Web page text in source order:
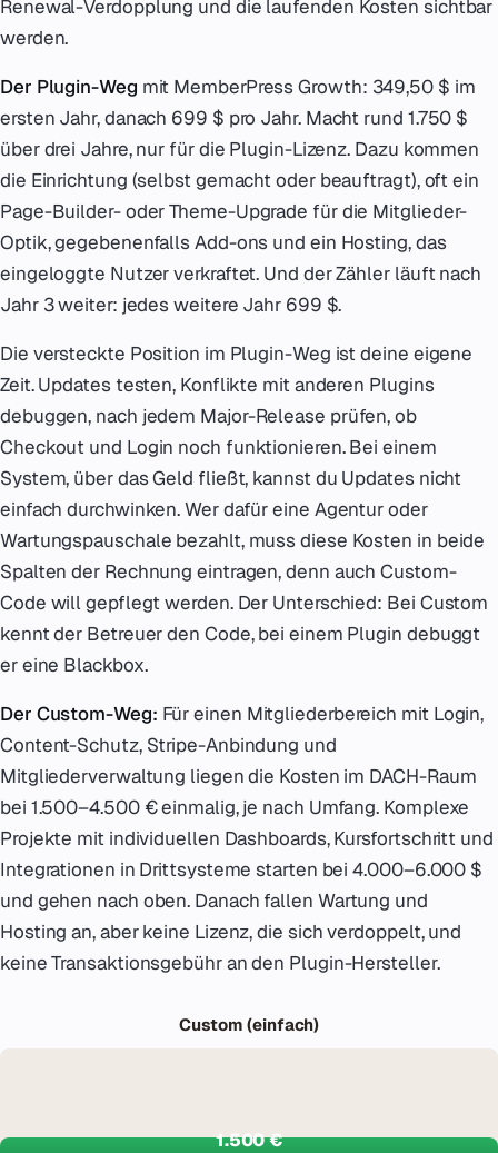
Renewal-Verdopplung und die laufenden Kosten sichtbar
werden.
Der Plugin-Weg mit MemberPress Growth: 349,50 $ im
ersten Jahr, danach 699 $ pro Jahr. Macht rund 1.750 $
über drei Jahre, nur für die Plugin-Lizenz. Dazu kommen
die Einrichtung (selbst gemacht oder beauftragt), oft ein
Page-Builder- oder Theme-Upgrade für die Mitglieder-
Optik, gegebenenfalls Add-ons und ein Hosting, das
eingeloggte Nutzer verkraftet. Und der Zähler läuft nach
Jahr 3 weiter: jedes weitere Jahr 699 $.
Die versteckte Position im Plugin-Weg ist deine eigene
Zeit. Updates testen, Konflikte mit anderen Plugins
debuggen, nach jedem Major-Release prüfen, ob
Checkout und Login noch funktionieren. Bei einem
System, über das Geld fließt, kannst du Updates nicht
einfach durchwinken. Wer dafür eine Agentur oder
Wartungspauschale bezahlt, muss diese Kosten in beide
Spalten der Rechnung eintragen, denn auch Custom-
Code will gepflegt werden. Der Unterschied: Bei Custom
kennt der Betreuer den Code, bei einem Plugin debuggt
er eine Blackbox.
Der Custom-Weg: Für einen Mitgliederbereich mit Login,
Content-Schutz, Stripe-Anbindung und
Mitgliederverwaltung liegen die Kosten im DACH-Raum
bei 1.500–4.500 € einmalig, je nach Umfang. Komplexe
Projekte mit individuellen Dashboards, Kursfortschritt und
Integrationen in Drittsysteme starten bei 4.000–6.000 $
und gehen nach oben. Danach fallen Wartung und
Hosting an, aber keine Lizenz, die sich verdoppelt, und
keine Transaktionsgebühr an den Plugin-Hersteller.
Custom (einfach)
1.500 €